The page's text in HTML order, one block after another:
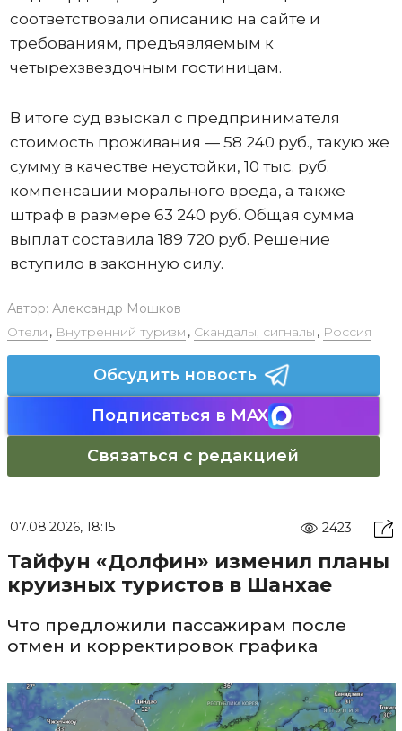
соответствовали описанию на сайте и
требованиям, предъявляемым к
четырехзвездочным гостиницам.
В итоге суд взыскал с предпринимателя
стоимость проживания — 58 240 руб., такую же
сумму в качестве неустойки, 10 тыс. руб.
компенсации морального вреда, а также
штраф в размере 63 240 руб. Общая сумма
выплат составила 189 720 руб. Решение
вступило в законную силу.
Автор: Александр Мошков
Отели , Внутренний туризм , Скандалы, сигналы , Россия
Обсудить новость
Подписаться в MAX
Связаться с редакцией
07.08.2026, 18:15 2423
Тайфун «Долфин» изменил планы
круизных туристов в Шанхае
Что предложили пассажирам после
отмен и корректировок графика